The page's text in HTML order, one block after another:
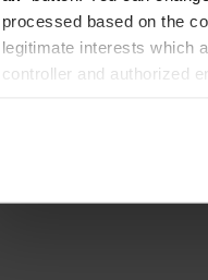
processed based on the
legitimate interests which
controller and authorized
Data